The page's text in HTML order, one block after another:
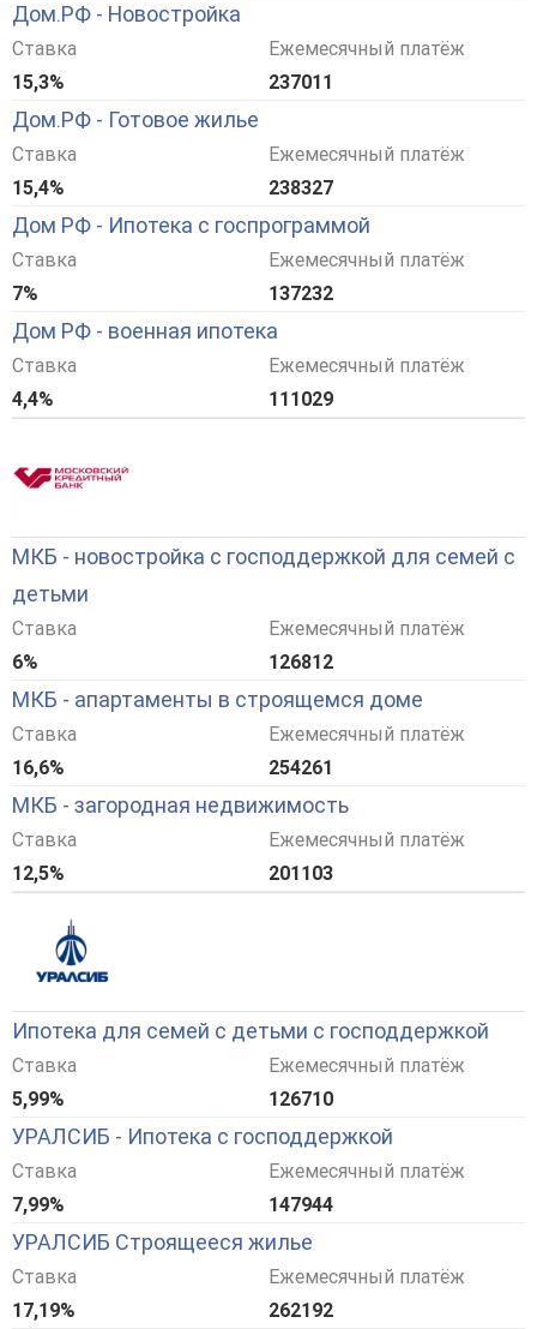
Дом.РФ - Новостройка
Ставка
15,3%
Ежемесячный платёж
237011
Дом.РФ - Готовое жилье
Ставка
15,4%
Ежемесячный платёж
238327
Дом РФ - Ипотека с госпрограммой
Ставка
7%
Ежемесячный платёж
137232
Дом РФ - военная ипотека
Ставка
4,4%
Ежемесячный платёж
111029
МКБ - новостройка с господдержкой для семей с
детьми
Ставка
6%
Ежемесячный платёж
126812
МКБ - апартаменты в строящемся доме
Ставка
16,6%
Ежемесячный платёж
254261
МКБ - загородная недвижимость
Ставка
12,5%
Ежемесячный платёж
201103
Ипотека для семей с детьми с господдержкой
Ставка
5,99%
Ежемесячный платёж
126710
УРАЛСИБ - Ипотека с господдержкой
Ставка
7,99%
Ежемесячный платёж
147944
УРАЛСИБ Строящееся жилье
Ставка
17,19%
Ежемесячный платёж
262192